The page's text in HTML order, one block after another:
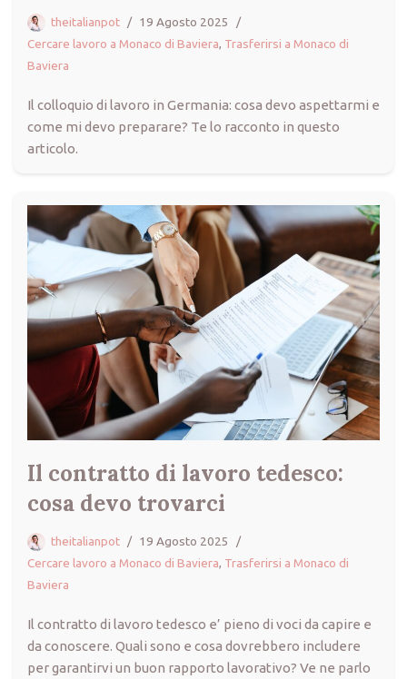
theitalianpot
19 Agosto 2025
Cercare lavoro a Monaco di Baviera, Trasferirsi a Monaco di
Baviera
Il colloquio di lavoro in Germania: cosa devo aspettarmi e
come mi devo preparare? Te lo racconto in questo
articolo.
Il contratto di lavoro tedesco:
cosa devo trovarci
theitalianpot
19 Agosto 2025
Cercare lavoro a Monaco di Baviera, Trasferirsi a Monaco di
Baviera
Il contratto di lavoro tedesco e’ pieno di voci da capire e
da conoscere. Quali sono e cosa dovrebbero includere
per garantirvi un buon rapporto lavorativo? Ve ne parlo